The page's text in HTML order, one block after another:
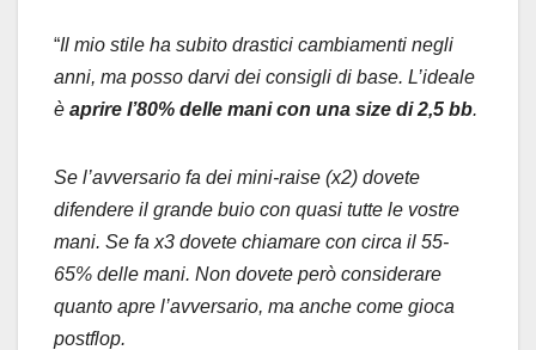
“Il mio stile ha subito drastici cambiamenti negli
anni, ma posso darvi dei consigli di base. L’ideale
è aprire l’80% delle mani con una size di 2,5 bb.
Se l’avversario fa dei mini-raise (x2) dovete
difendere il grande buio con quasi tutte le vostre
mani. Se fa x3 dovete chiamare con circa il 55-
65% delle mani. Non dovete però considerare
quanto apre l’avversario, ma anche come gioca
postflop.